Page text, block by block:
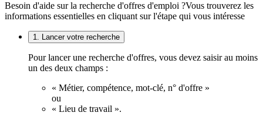
Besoin d'aide sur la recherche d'offres d'emploi ?Vous trouverez les
informations essentielles en cliquant sur l'étape qui vous intéresse
1. Lancer votre recherche
Pour lancer une recherche d'offres, vous devez saisir au moins
un des deux champs :
« Métier, compétence, mot-clé, n° d'offre »
ou
« Lieu de travail ».